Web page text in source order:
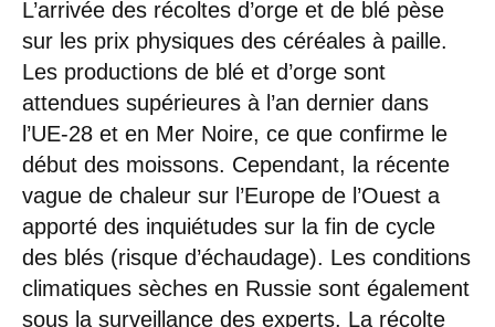
L’arrivée des récoltes d’orge et de blé pèse
sur les prix physiques des céréales à paille.
Les productions de blé et d’orge sont
attendues supérieures à l’an dernier dans
l’UE-28 et en Mer Noire, ce que confirme le
début des moissons. Cependant, la récente
vague de chaleur sur l’Europe de l’Ouest a
apporté des inquiétudes sur la fin de cycle
des blés (risque d’échaudage). Les conditions
climatiques sèches en Russie sont également
sous la surveillance des experts. La récolte